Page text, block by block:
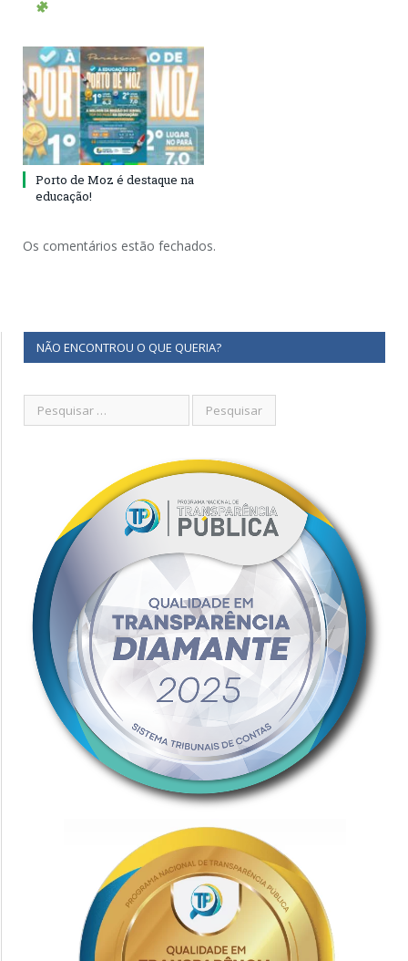
Porto de Moz é destaque na
educação!
Os comentários estão fechados.
NÃO ENCONTROU O QUE QUERIA?